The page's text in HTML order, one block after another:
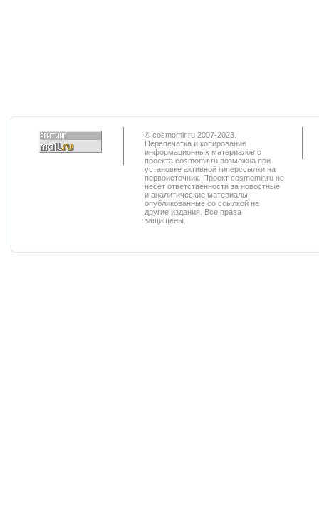
© cosmomir.ru 2007-2023.
Перепечатка и копирование
информационных материалов с
проекта cosmomir.ru возможна при
установке активной гиперссылки на
первоисточник. Проект cosmomir.ru не
несет ответственности за новостные
и аналитические материалы,
опубликованные со ссылкой на
другие издания. Все права
защищены.